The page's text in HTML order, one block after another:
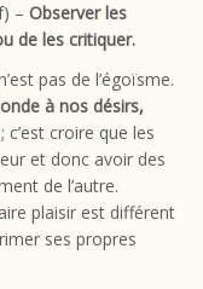
– Observer les
de les critiquer.
pas de l’égoïsme.
à nos désirs,
; c’est croire que les
et donc avoir des
de l’autre.
plaisir est différent
ses propres